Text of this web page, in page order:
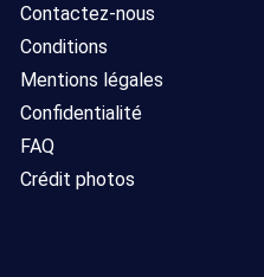
Contactez-nous
Conditions
Mentions légales
Confidentialité
FAQ
Crédit photos